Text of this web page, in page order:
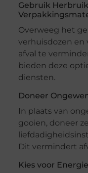
Gebruik
Overweeg het
verhuisdozen en
afval te
bieden deze
diensten.
Doneer
In plaats van
gooien, doneer
Dit vermindert
Kies voor